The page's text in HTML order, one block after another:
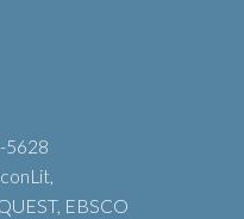
5628
EBSCO